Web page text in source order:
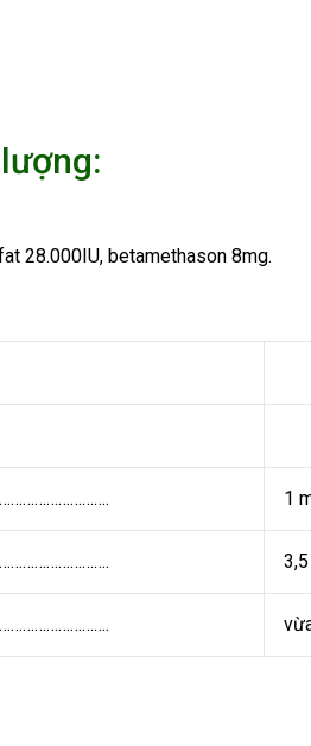
28.000IU, betamethason 8mg.
1